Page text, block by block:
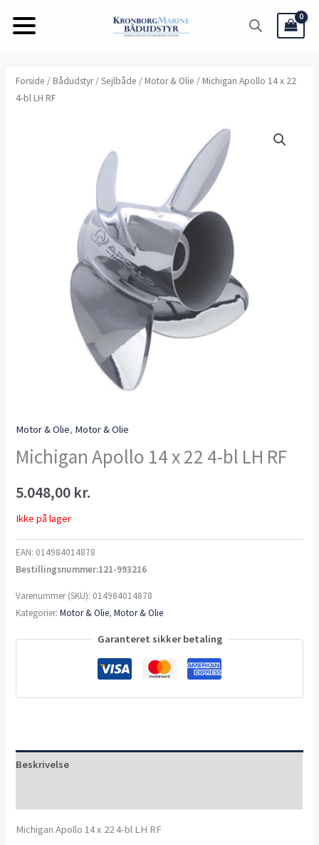
Forside / Bådudstyr/Sejlbåde / Motor & Olie / Michigan Apollo 14 x 22
4-bl LH RF
Motor & Olie, Motor & Olie
Michigan Apollo 14 x 22 4-bl LH RF
5.048,00 kr.
Ikke på lager
EAN: 014984014878
Bestillingsnummer:121-993216
Varenummer (SKU): 014984014878
Kategorier:Motor & Olie,Motor & Olie
Garanteret sikker betaling
Beskrivelse
Michigan Apollo 14 x 22 4-bl LH RF